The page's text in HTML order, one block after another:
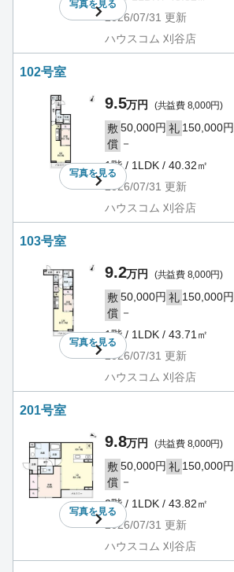
写真を見る
2026/07/31 更新
ハウスコム 刈谷店
102号室
写真を見る
9.5万円 (共益費 8,000円)
敷50,000円 礼 150,000円
償 －
1階 / 1LDK / 40.32㎡
2026/07/31 更新
ハウスコム 刈谷店
103号室
写真を見る
9.2万円 (共益費 8,000円)
敷50,000円 礼 150,000円
償 －
1階 / 1LDK / 43.71㎡
2026/07/31 更新
ハウスコム 刈谷店
201号室
写真を見る
9.8万円 (共益費 8,000円)
敷50,000円 礼 150,000円
償 －
2階 / 1LDK / 43.82㎡
2026/07/31 更新
ハウスコム 刈谷店